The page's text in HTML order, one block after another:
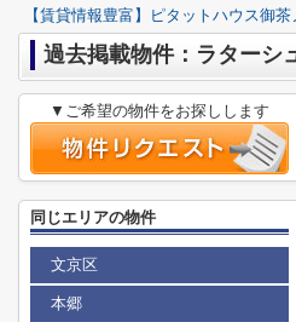
【賃貸情報豊富】ピタットハウス御
過去掲載物件：ラターシ
▼ご希望の物件をお探しします
同じエリアの物件
文京区
本郷